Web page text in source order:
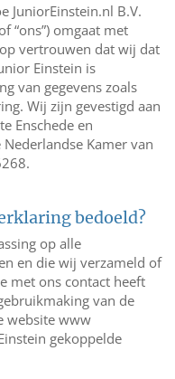
JuniorEinstein.nl B.V.
“ons”) omgaat met
vertrouwen dat wij dat
Einstein is
van gegevens zoals
Wij zijn gevestigd aan
Enschede en
Kamer van
bedoeld?
op alle
en die wij verzameld of
met ons contact heeft
van de
website www
gekoppelde